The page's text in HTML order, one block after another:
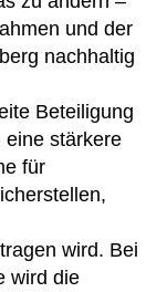
und der
nachhaltig
Beteiligung
eine stärkere
für
wird. Bei
wird die